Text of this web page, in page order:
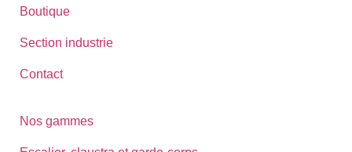
Boutique
Section industrie
Contact
Nos gammes